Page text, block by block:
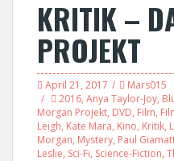
KRITIK –
PROJEKT
April 21, 2017 Mars015
2016, Anya Taylor-Joy,
Morgan Projekt, DVD, Film,
Leigh, Kate Mara, Kino, Kritik,
Morgan, Mystery, Paul
Leslie, Sci-Fi, Science-Fiction,